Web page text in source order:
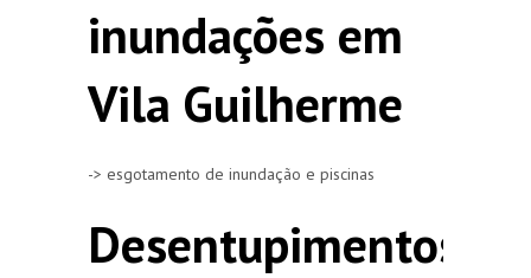
inundações em
Vila Guilherme
-> esgotamento de inundação e piscinas
Desentupimentos